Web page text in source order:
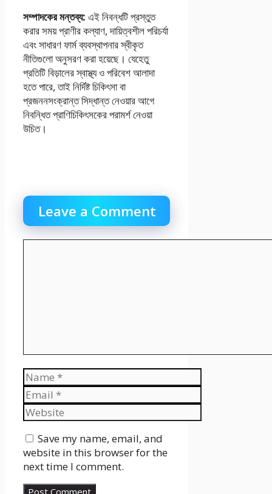
সম্পাদকের মন্তব্য: এই নিবন্ধটি প্রস্তুত
করার সময় প্রাণীর কল্যাণ, দায়িত্বশীল পরিচর্যা
এবং সাধারণ ফার্ম ব্যবস্থাপনার স্বীকৃত
নীতিগুলো অনুসরণ করা হয়েছে। যেহেতু
প্রতিটি বিড়ালের স্বাস্থ্য ও পরিবেশ আলাদা
হতে পারে, তাই নির্দিষ্ট চিকিৎসা বা
প্রজননসংক্রান্ত সিদ্ধান্ত নেওয়ার আগে
নিবন্ধিত প্রাণিচিকিৎসকের পরামর্শ নেওয়া
উচিত।
Leave a Comment
Name
Email
Website
Save my name, email, and
website in this browser for the
next time I comment.